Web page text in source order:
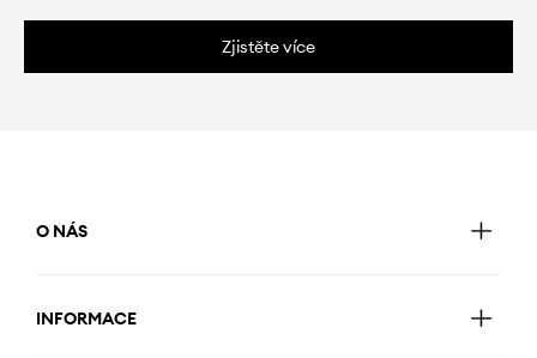
Zjistěte více
O NÁS
INFORMACE